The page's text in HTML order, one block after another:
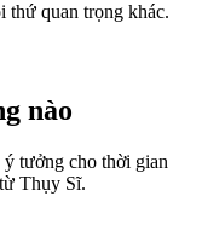
thứ quan trọng khác.
nào
tưởng cho thời gian
Thụy Sĩ.